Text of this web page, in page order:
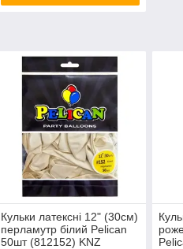
Кульки латексні 12" (30см)
перламутр білий Pelican
50шт (812152) KNZ